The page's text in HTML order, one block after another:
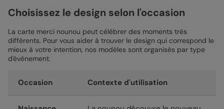
Choisissez le design selon l'occasion
La carte merci nounou peut célébrer des moments très
différents. Pour vous aider à trouver le design qui correspond le
mieux à votre intention, nos modèles sont organisés par type
d'événement.
Occasion Contexte d'utilisation